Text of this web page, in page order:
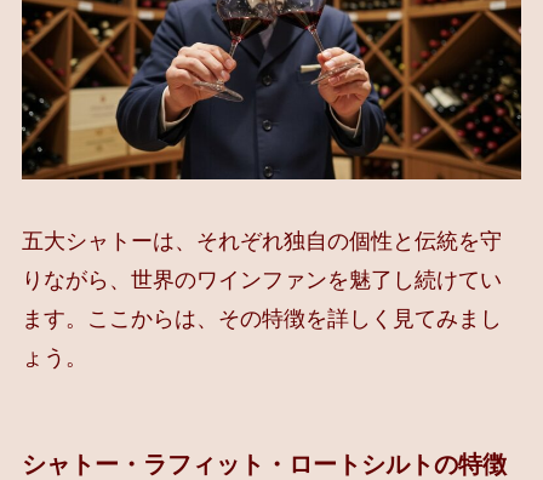
五大シャトーは、それぞれ独自の個性と伝統を守
りながら、世界のワインファンを魅了し続けてい
ます。ここからは、その特徴を詳しく見てみまし
ょう。
シャトー・ラフィット・ロートシルトの特徴